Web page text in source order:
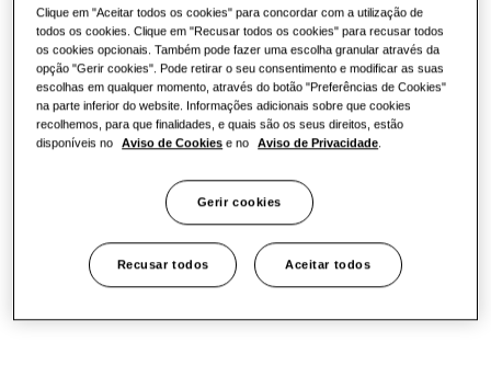
Sustentabilidade
One Samsung
SmartThings Pro
Clique em "Aceitar todos os cookies" para concordar com a utilização de
todos os cookies. Clique em "Recusar todos os cookies" para recusar todos
os cookies opcionais. Também pode fazer uma escolha granular através da
opção "Gerir cookies". Pode retirar o seu consentimento e modificar as suas
escolhas em qualquer momento, através do botão "Preferências de Cookies"
na parte inferior do website. Informações adicionais sobre que cookies
recolhemos, para que finalidades, e quais são os seus direitos, estão
disponíveis no
Aviso de Cookies e no Aviso de Privacidade.
Gerir cookies
Recusar todos Aceitar todos